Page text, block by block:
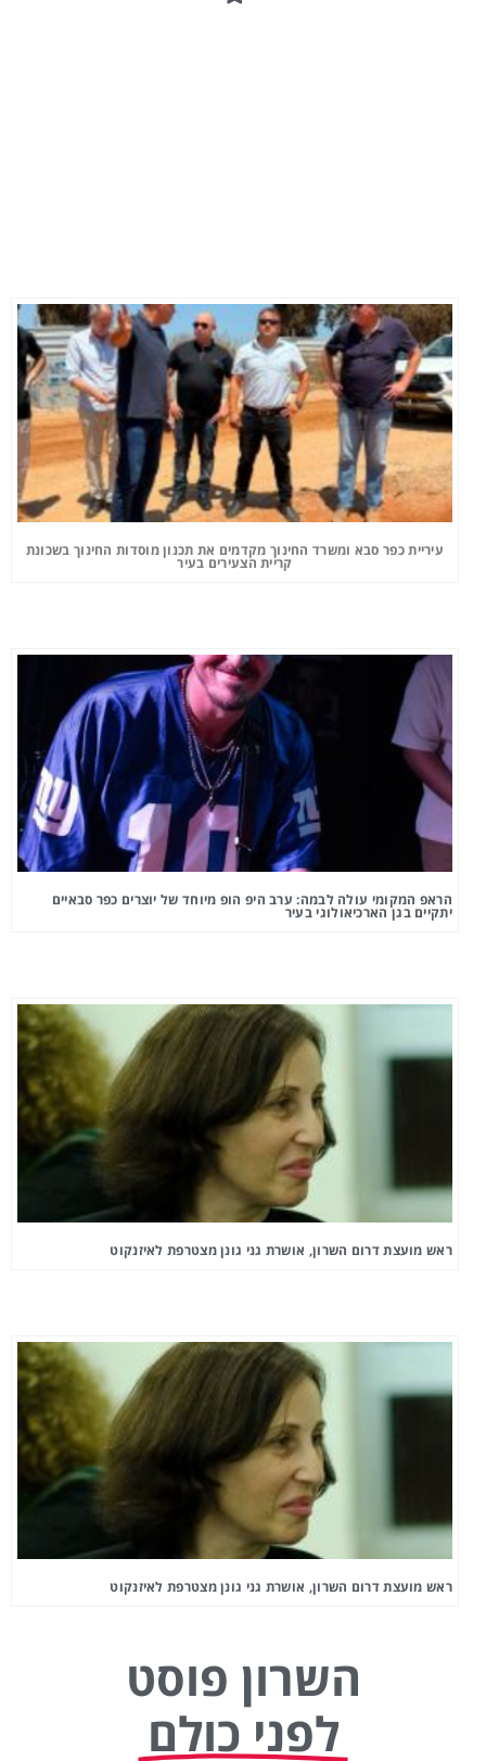
עיריית כפר סבא ומשרד החינוך מקדמים את תכנון מוסדות החינוך בשכונת
קריית הצעירים בעיר
הראפ המקומי עולה לבמה: ערב היפ הופ מיוחד של יוצרים כפר סבאיים
יתקיים בגן הארכיאולוגי בעיר
ראש מועצת דרום השרון, אושרת גני גונן מצטרפת לאיזנקוט
ראש מועצת דרום השרון, אושרת גני גונן מצטרפת לאיזנקוט
השרון פוסט
לפני כולם